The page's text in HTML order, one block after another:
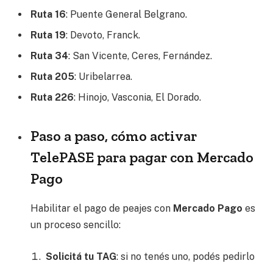
Ruta 16: Puente General Belgrano.
Ruta 19: Devoto, Franck.
Ruta 34: San Vicente, Ceres, Fernández.
Ruta 205: Uribelarrea.
Ruta 226: Hinojo, Vasconia, El Dorado.
Paso a paso, cómo activar
TelePASE para pagar con Mercado
Pago
Habilitar el pago de peajes con Mercado Pago es
un proceso sencillo:
Solicitá tu TAG: si no tenés uno, podés pedirlo